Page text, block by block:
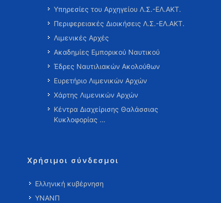
Υπηρεσίες του Αρχηγείου Λ.Σ.-ΕΛ.ΑΚΤ.
Περιφερειακές Διοικήσεις Λ.Σ.-ΕΛ.ΑΚΤ.
Λιμενικές Αρχές
Ακαδημίες Εμπορικού Ναυτικού
Έδρες Ναυτιλιακών Ακολούθων
Ευρετήριο Λιμενικών Αρχών
Χάρτης Λιμενικών Αρχών
Κέντρα Διαχείρισης Θαλάσσιας
Κυκλοφορίας …
Χρήσιμοι σύνδεσμοι
Ελληνική κυβέρνηση
ΥΝΑΝΠ